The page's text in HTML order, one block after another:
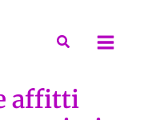
Cerca
affitti